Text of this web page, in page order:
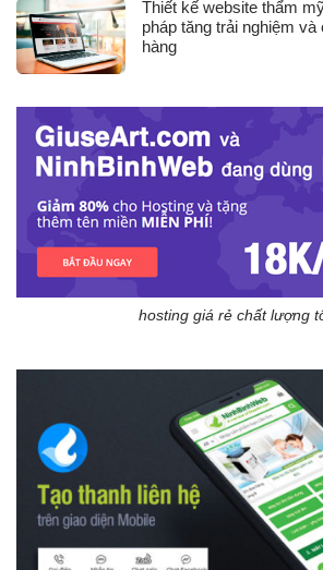
Thiết kế website thẩm
pháp tăng trải nghiệm
hàng
hosting giá rẻ chất lượng